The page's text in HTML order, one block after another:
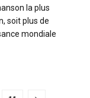
la plus
soit plus de
mondiale